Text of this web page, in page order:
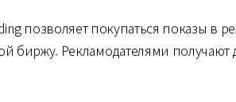
позволяет покупаться показы
биржу. Рекламодателями